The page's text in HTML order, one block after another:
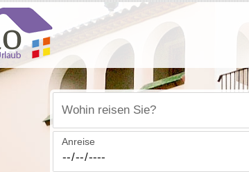
Wohin reisen Sie?
Anreise